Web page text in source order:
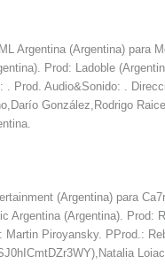
Argentina (Argentina) para
Prod: Ladoble
. Prod. Audio&Sonido: .
González,Rodrigo
(Argentina) para
Argentina (Argentina). Prod:
Martin Piroyansky. PProd.: